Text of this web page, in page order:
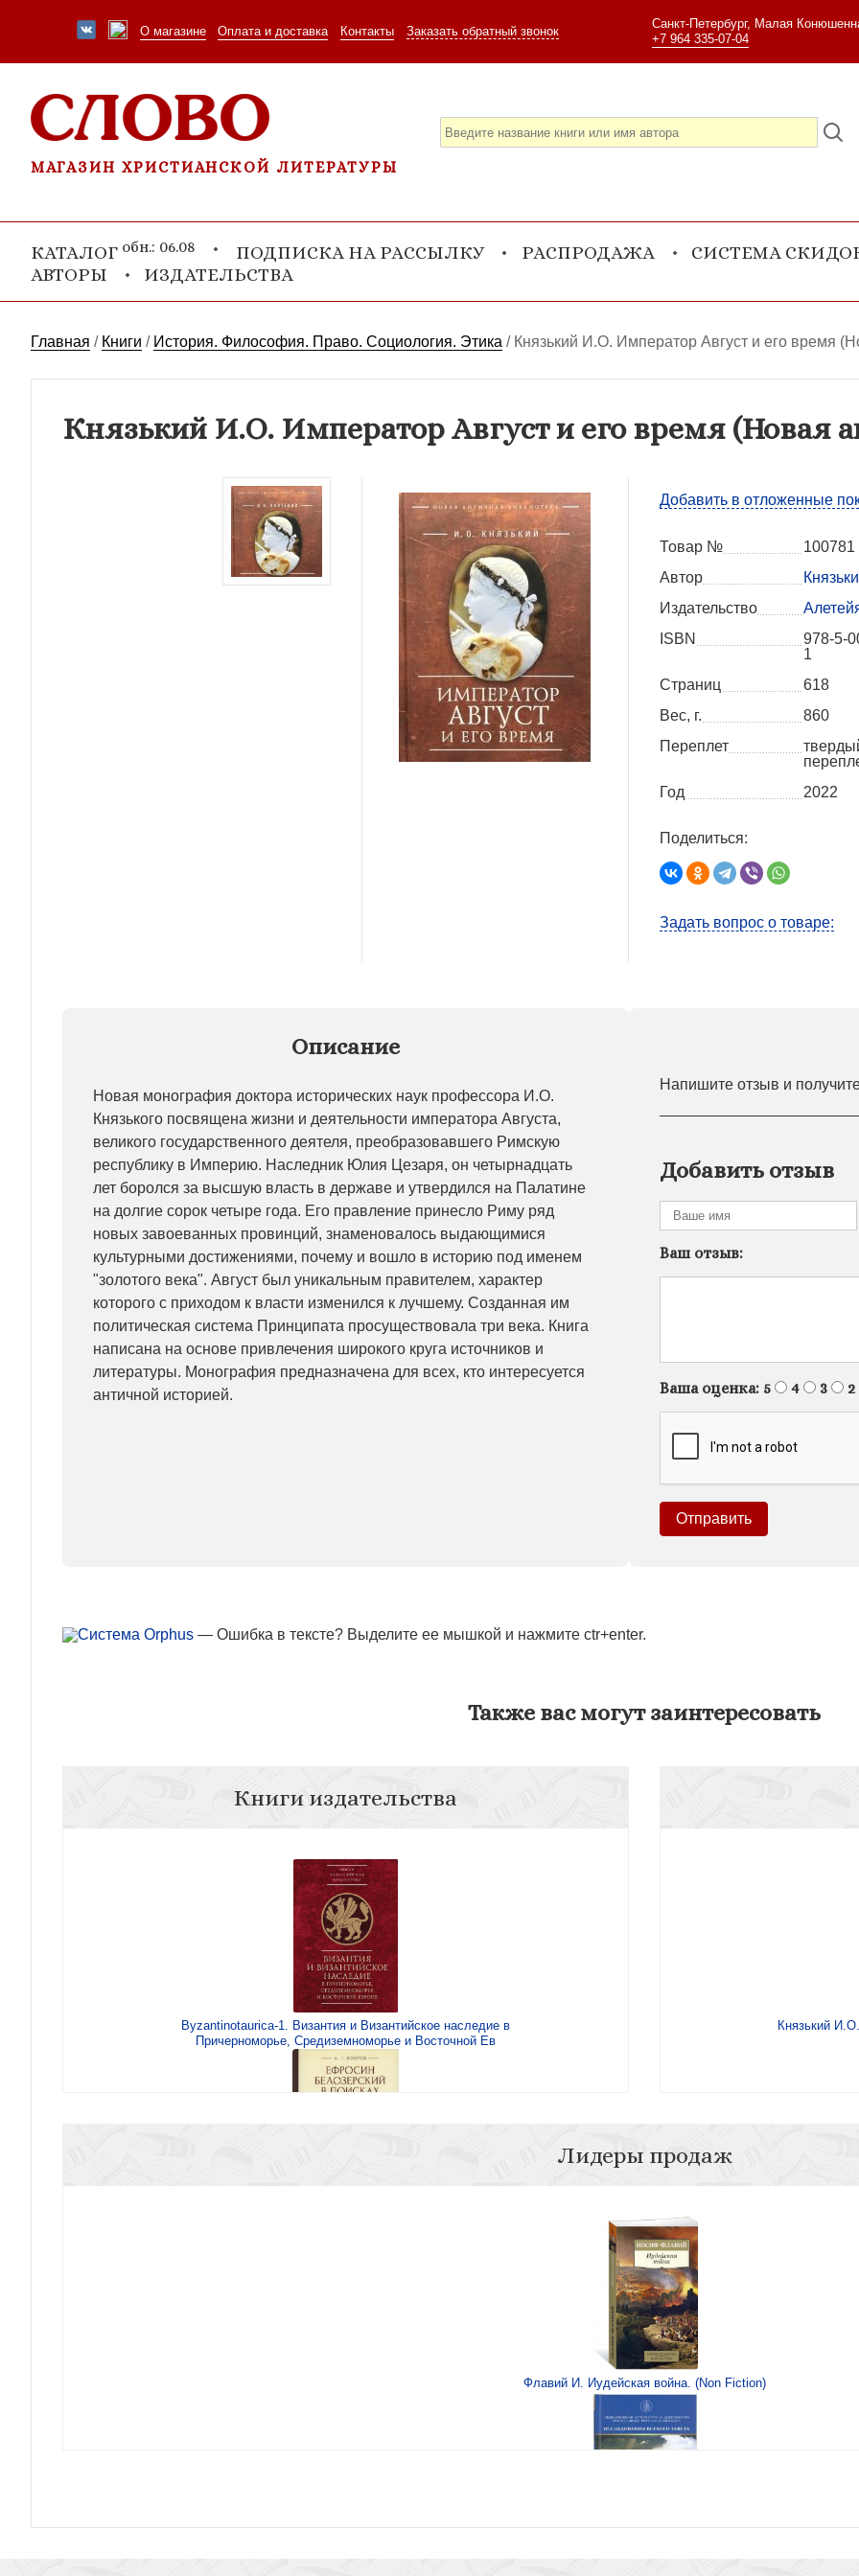
О магазине Оплата и доставка Контакты Заказать обратный звонок
Санкт-Петербург, Малая
+7 964 335-07-04
МАГАЗИН ХРИСТИАНСКОЙ ЛИТЕРАТУРЫ
КАТАЛОГ обн.: 06.08 ПОДПИСКА НА РАССЫЛКУ РАСПРОДАЖА
СИСТЕМА
АВТОРЫ
ИЗДАТЕЛЬСТВА
Главная / Книги / История. Философия. Право. Социология. Этика / Князький И.О. Император Август и его время
Князький И.О. Император Август и его время (Новая
Добавить в отложенные
Товар №
100781
Автор
Издательство
ISBN
978-5-
1
Страниц
618
Вес, г.
860
Переплет
Год
2022
Поделиться:
Задать вопрос о товаре:
Описание
Новая монография доктора исторических наук профессора И.О.
Князького посвящена жизни и деятельности императора Августа,
великого государственного деятеля, преобразовавшего Римскую
республику в Империю. Наследник Юлия Цезаря, он четырнадцать
лет боролся за высшую власть в державе и утвердился на Палатине
на долгие сорок четыре года. Его правление принесло Риму ряд
новых завоеванных провинций, знаменовалось выдающимися
культурными достижениями, почему и вошло в историю под именем
"золотого века". Август был уникальным правителем, характер
которого с приходом к власти изменился к лучшему. Созданная им
политическая система Принципата просуществовала три века. Книга
написана на основе привлечения широкого круга источников и
литературы. Монография предназначена для всех, кто интересуется
античной историей.
Напишите отзыв и
Добавить отзыв
Ваш отзыв:
Ваша оценка: 5 4 3 2
— Ошибка в тексте? Выделите ее мышкой и нажмите ctr+enter.
Также вас могут заинтересовать
Князький
Книги издательства
Byzantinotaurica-1. Византия и Византийское наследие в
Причерноморье, Средиземноморье и Восточной Ев
Лидеры продаж
Флавий И. Иудейская война. (Non Fiction)
Книга Иисуса Навина